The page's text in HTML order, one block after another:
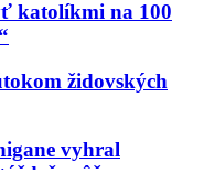
katolíkmi na 100
židovských
vyhral
môže vo